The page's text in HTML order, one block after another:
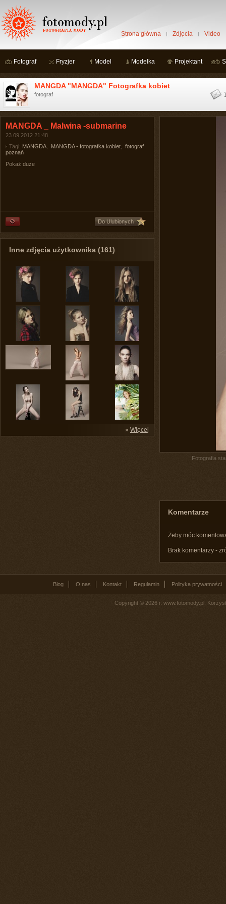
Strona główna Zdjęcia Video
Fotograf Fryzjer Model Modelka Projektant
MANGDA "MANGDA" Fotografka kobiet
fotograf
MANGDA _ Malwina -submarine
23.09.2012 21:48
Tagi: MANGDA MANGDA - fotografka kobiet
fotograf
poznań
Pokaż duże
Do Ulubionych
Inne zdjęcia użytkownika (161)
» Więcej
Fotografia
Komentarze
Żeby móc
Brak komentarzy -
Blog O nas Kontakt Regulamin Polityka prywatności
Copyright © 2026 r. www.fotomody.pl.